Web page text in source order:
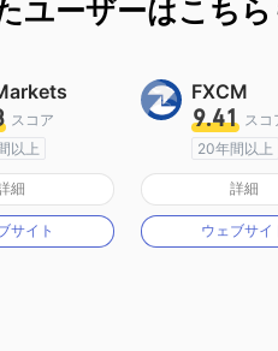
ユーザーはこち
スコア
以上
オーストラリア規制
マーケットメイキングライセンス（MM）
細
サイト
FXCM
9.41 スコ
20年間以上
詳細
ウェブサイ